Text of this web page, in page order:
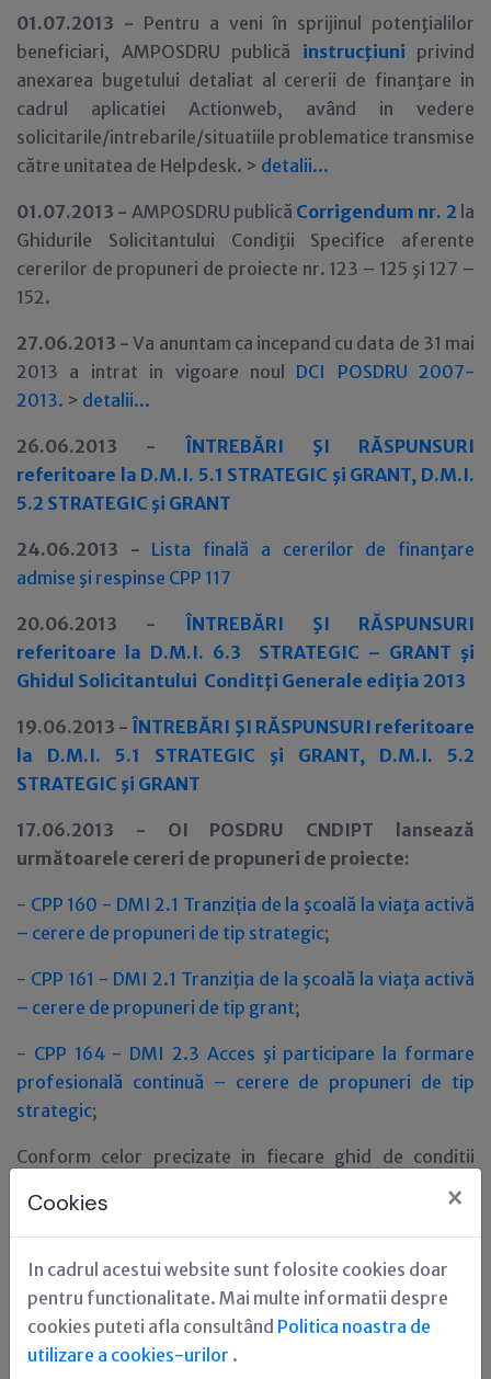
Cookies ×
In cadrul acestui website sunt folosite cookies doar
pentru functionalitate. Mai multe informatii despre
cookies puteti afla consultând Politica noastra de
utilizare a cookies-urilor .
01.07.2013 - Pentru a veni în sprijinul potenţialilor
beneficiari, AMPOSDRU publică instrucţiuni privind
anexarea bugetului detaliat al cererii de finanţare in
cadrul aplicatiei Actionweb, având in vedere
solicitarile/intrebarile/situatiile problematice transmise
către unitatea de Helpdesk. > detalii...
01.07.2013 - AMPOSDRU publică Corrigendum nr. 2 la
Ghidurile Solicitantului Condiţii Specifice aferente
cererilor de propuneri de proiecte nr. 123 – 125 şi 127 –
152.
27.06.2013 -Va anuntam ca incepand cu data de 31 mai
2013 a intrat in vigoare noul DCI POSDRU 2007-
2013. > detalii...
26.06.2013 - ÎNTREBĂRI ŞI RĂSPUNSURI
referitoare la D.M.I. 5.1 STRATEGIC şi GRANT, D.M.I.
5.2 STRATEGIC şi GRANT
24.06.2013 - Lista final ă a cererilor de finanţare
admise şi respinse CPP 117
20.06.2013 -
ÎNTREBĂRI ŞI RĂSPUNSURI
referitoare la D.M.I. 6.3 STRATEGIC – GRANT şi
Ghidul Solicitantului Conditţi Generale ediţia 2013
19.06.2013 - ÎNTREBĂRI ŞI RĂSPUNSURI referitoare
la D.M.I. 5.1 STRATEGIC şi GRANT, D.M.I. 5.2
STRATEGIC şi GRANT
17.06.2013 - OI POSDRU CNDIPT lansează
următoarele cereri de propuneri de proiecte:
- CPP 160 - DMI 2.1 Tranziţia de la şcoală la viaţa activă
– cerere de propuneri de tip strategic;
- CPP 161 - DMI 2.1 Tranziţia de la şcoală la viaţa activă
– cerere de propuneri de tip grant;
- CPP 164 - DMI 2.3 Acces şi participare la formare
profesională continuă – cerere de propuneri de tip
strategic;
Conform celor precizate in fiecare ghid de conditii
sistemul electronic ACTIONWEB se va
deschide in data de 1 iulie 2013 orele 10.00 si se va
inchide in data de 15 iulie 2013 orele 16.00.
Datele de contact ale biroului help-desk de la nivelul
Organismului Intermediar POSDRU CNDIPT sunt
disponibile